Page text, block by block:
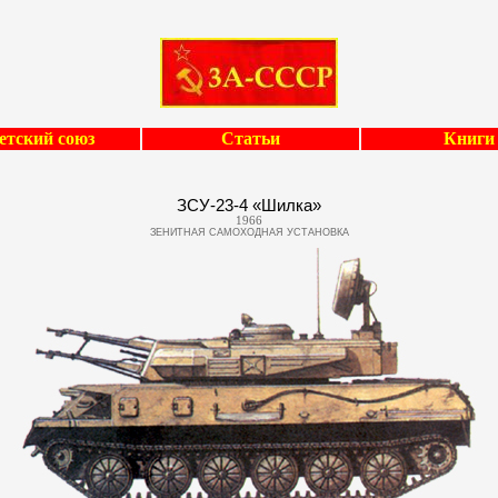
союз Статьи Книги
ЗСУ-23-4 «Шилка»
1966
ЗЕНИТНАЯ САМОХОДНАЯ УСТАНОВКА